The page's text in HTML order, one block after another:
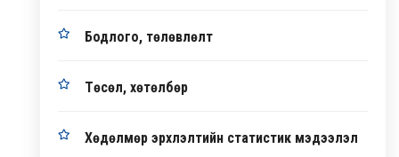
Бодлого, төлөвлөлт
Төсөл, хөтөлбөр
Хөдөлмөр эрхлэлтийн статистик мэдээлэл